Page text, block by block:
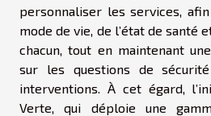
personnaliser les services,
mode de vie, de l’état de santé
chacun, tout en maintenant
sur les questions de
interventions. À cet égard,
Verte, qui déploie une